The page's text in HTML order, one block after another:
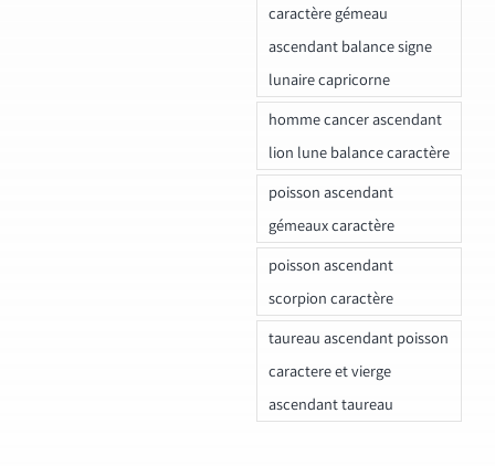
caractère gémeau
ascendant balance signe
lunaire capricorne
homme cancer ascendant
lion lune balance caractère
poisson ascendant
gémeaux caractère
poisson ascendant
scorpion caractère
taureau ascendant poisson
caractere et vierge
ascendant taureau